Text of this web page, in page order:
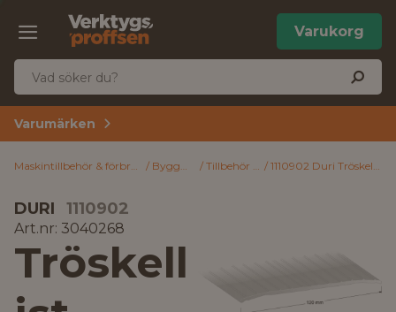
Varukorg
Varumärken
Maskintillbehör & förbrukning Byggmaterial Tillbehör byggmaterial 1110902 Duri Tröskellist strängpressad, silver 120 x 1000 mm, SK18
DURI 1110902
Art.nr: 3040268
Tröskell